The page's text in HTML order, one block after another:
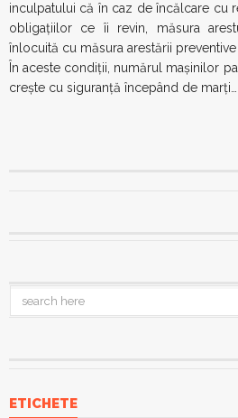
inculpatului că în caz de încălcare cu
obligaţiilor ce îi revin, măsura
înlocuită cu măsura arestării preventive
În aceste condiţii, numărul maşinilor
creşte cu siguranţă începând de marţi…
ETICHETE